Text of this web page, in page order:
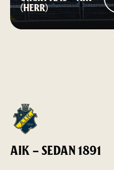
(HERR)
AIK – SEDAN 1891